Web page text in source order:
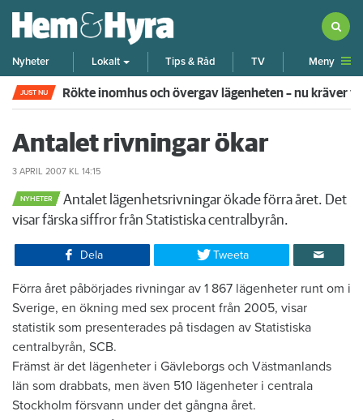
Nyheter Lokalt Tips & Råd TV Meny
JUST NU Rökte inomhus och övergav lägenheten – nu kräver
Antalet rivningar ökar
3 APRIL 2007 KL 14:15
NYHETER
Antalet lägenhetsrivningar ökade förra året. Det
visar färska siffror från Statistiska centralbyrån.​
Dela Tweeta
Förra året påbörjades rivningar av 1 867 lägenheter runt om i
Sverige, en ökning med sex procent från 2005, visar
statistik som presenterades på tisdagen av Statistiska
centralbyrån, SCB.
Främst är det lägenheter i Gävleborgs och Västmanlands
län som drabbats, men även 510 lägenheter i centrala
Stockholm försvann under det gångna året.